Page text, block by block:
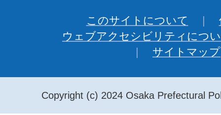
このサイトについて
ウェブアクセシビリティにつ
サイトマップ
Copyright (c) 2024 Osaka Prefectural